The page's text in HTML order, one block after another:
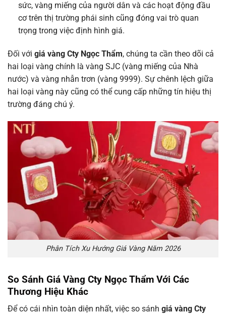
sức, vàng miếng của người dân và các hoạt động đầu
cơ trên thị trường phái sinh cũng đóng vai trò quan
trọng trong việc định hình giá.
Đối với giá vàng Cty Ngọc Thẩm, chúng ta cần theo dõi cả
hai loại vàng chính là vàng SJC (vàng miếng của Nhà
nước) và vàng nhẫn trơn (vàng 9999). Sự chênh lệch giữa
hai loại vàng này cũng có thể cung cấp những tín hiệu thị
trường đáng chú ý.
Phân Tích Xu Hướng Giá Vàng Năm 2026
So Sánh Giá Vàng Cty Ngọc Thẩm Với Các
Thương Hiệu Khác
Để có cái nhìn toàn diện nhất, việc so sánh giá vàng Cty